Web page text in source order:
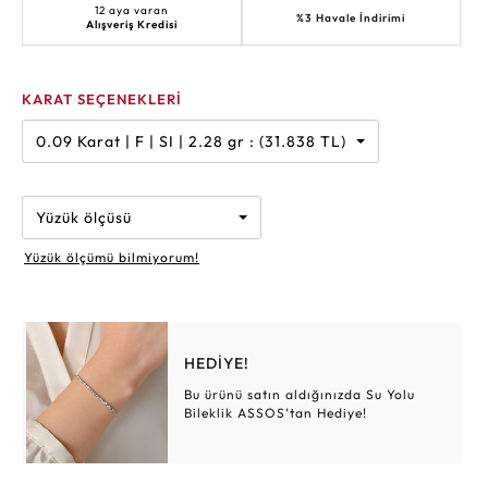
12 aya varan
Alışveriş Kredisi
%3 Havale İndirimi
KARAT SEÇENEKLERİ
0.09 Karat | F | SI | 2.28 gr : (31.838 TL)
Yüzük ölçüsü
Yüzük ölçümü bilmiyorum!
HEDİYE!
Bu ürünü satın aldığınızda Su Yolu
Bileklik ASSOS’tan Hediye!